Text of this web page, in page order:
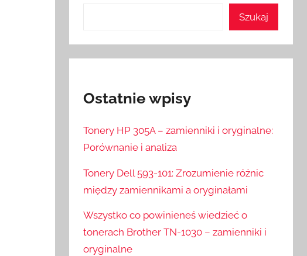
Szukaj
Ostatnie wpisy
Tonery HP 305A – zamienniki i oryginalne:
Porównanie i analiza
Tonery Dell 593-101: Zrozumienie różnic
między zamiennikami a oryginałami
Wszystko co powinieneś wiedzieć o
tonerach Brother TN-1030 – zamienniki i
oryginalne